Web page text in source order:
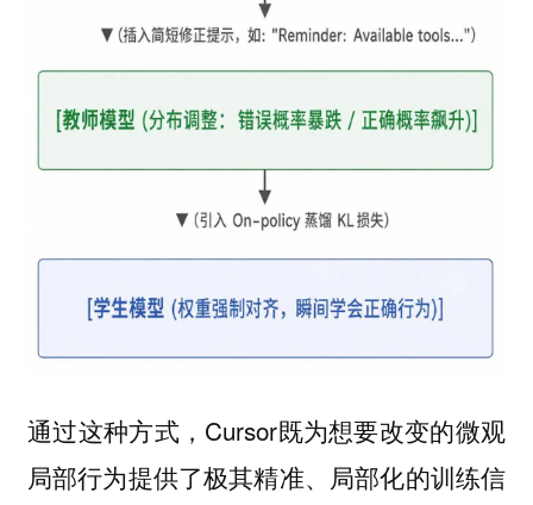
通过这种方式，Cursor既为想要改变的微观
局部行为提供了极其精准、局部化的训练信